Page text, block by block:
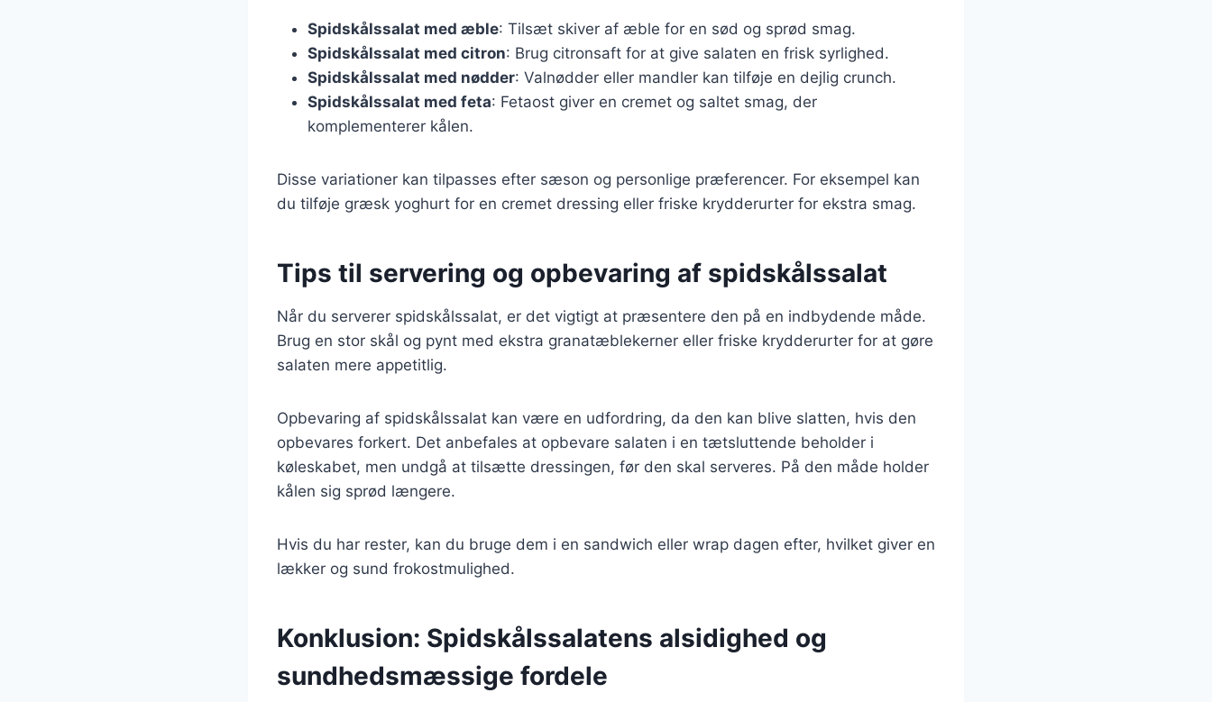
Spidskålssalat med æble: Tilsæt skiver af æble for en sød og sprød smag.
Spidskålssalat med citron: Brug citronsaft for at give salaten en frisk syrlighed.
Spidskålssalat med nødder: Valnødder eller mandler kan tilføje en dejlig crunch.
Spidskålssalat med feta: Fetaost giver en cremet og saltet smag, der
komplementerer kålen.
Disse variationer kan tilpasses efter sæson og personlige præferencer. For eksempel kan
du tilføje græsk yoghurt for en cremet dressing eller friske krydderurter for ekstra smag.
Tips til servering og opbevaring af spidskålssalat
Når du serverer spidskålssalat, er det vigtigt at præsentere den på en indbydende måde.
Brug en stor skål og pynt med ekstra granatæblekerner eller friske krydderurter for at gøre
salaten mere appetitlig.
Opbevaring af spidskålssalat kan være en udfordring, da den kan blive slatten, hvis den
opbevares forkert. Det anbefales at opbevare salaten i en tætsluttende beholder i
køleskabet, men undgå at tilsætte dressingen, før den skal serveres. På den måde holder
kålen sig sprød længere.
Hvis du har rester, kan du bruge dem i en sandwich eller wrap dagen efter, hvilket giver en
lækker og sund frokostmulighed.
Konklusion: Spidskålssalatens alsidighed og
sundhedsmæssige fordele